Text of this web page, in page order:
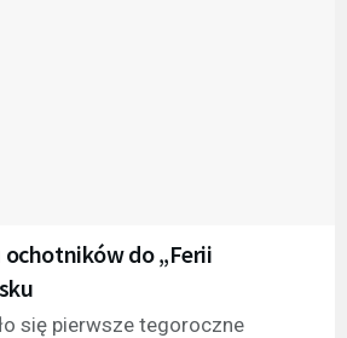
do „Ferii
się pierwsze tegoroczne